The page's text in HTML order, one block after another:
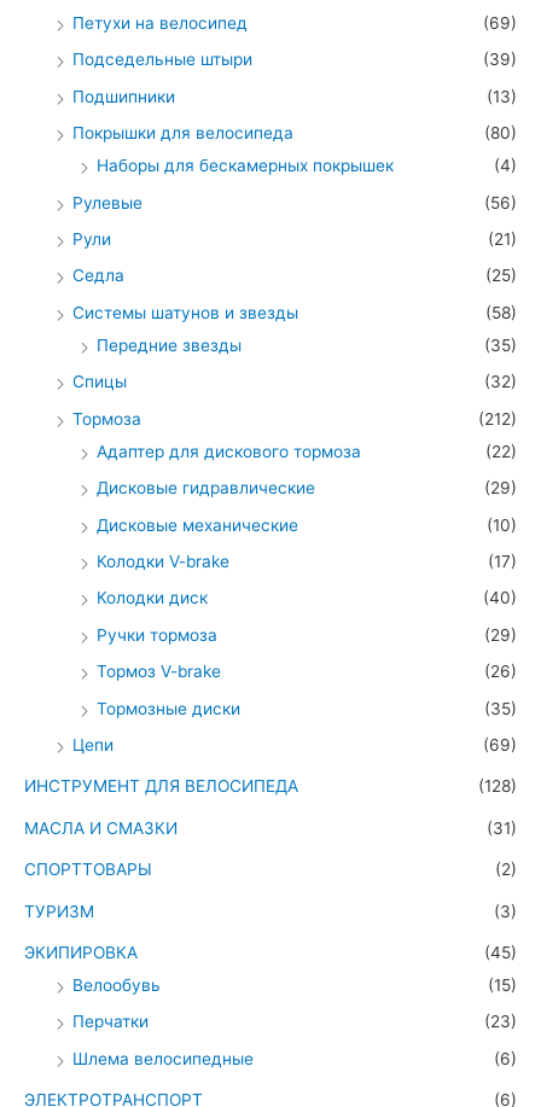
Петухи на велосипед
(69)
Подседельные штыри
(39)
Подшипники
(13)
Покрышки для велосипеда
(80)
Наборы для бескамерных покрышек
(4)
Рулевые
(56)
Рули
(21)
Седла
(25)
Системы шатунов и звезды
(58)
Передние звезды
(35)
Спицы
(32)
Тормоза
(212)
Адаптер для дискового тормоза
(22)
Дисковые гидравлические
(29)
Дисковые механические
(10)
Колодки V-brake
(17)
Колодки диск
(40)
Ручки тормоза
(29)
Тормоз V-brake
(26)
Тормозные диски
(35)
Цепи
(69)
ИНСТРУМЕНТ ДЛЯ ВЕЛОСИПЕДА (128)
МАСЛА И СМАЗКИ (31)
СПОРТТОВАРЫ (2)
ТУРИЗМ (3)
ЭКИПИРОВКА
(45)
Велообувь
(15)
Перчатки
(23)
Шлема велосипедные
(6)
ЭЛЕКТРОТРАНСПОРТ (6)